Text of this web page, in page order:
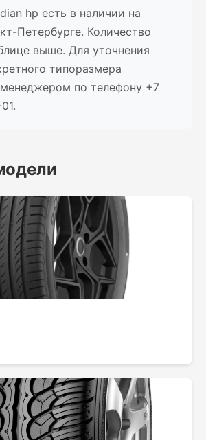
hp есть в наличии на
Петербурге. Количество
выше. Для уточнения
типоразмера
по телефону +7